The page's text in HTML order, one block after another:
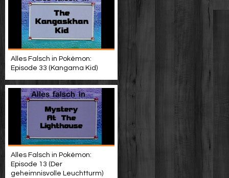
Alles Falsch in Pokémon:
Episode 33 (Kangama Kid)
Alles Falsch in Pokémon:
Episode 13 (Der
geheimnisvolle Leuchtturm)